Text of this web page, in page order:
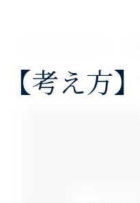
澤田公認会計士・
【考え方